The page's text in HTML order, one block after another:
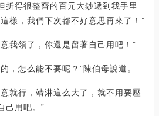
折得很整齊的百元大鈔遞到我手里
樣，我們下次都不好意思再來了！”
我領了，你還是留著自己用吧！”
，怎么能不要呢？”陳伯母說道。
就行，靖淋這么大了，就不用要壓
己用吧。”